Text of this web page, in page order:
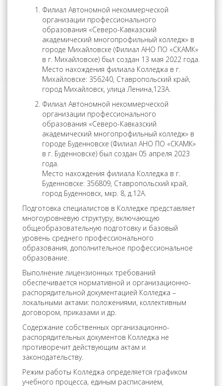
Филиал Автономной некоммерческой
организации профессионального
образования «Северо-Кавказский
академический многопрофильный колледж» в
городе Михайловске (Филиал АНО ПО «СКАМК»
в г. Михайловске) был создан 13 мая 2022 года.
Место нахождения филиала Колледжа в г.
Михайловске: 356240, Ставропольский край,
город Михайловск, улица Ленина,123А.
Филиал Автономной некоммерческой
организации профессионального
образования «Северо-Кавказский
академический многопрофильный колледж» в
городе Буденновске (Филиал АНО ПО «СКАМК»
в г. Буденновске) был создан 05 апреля 2023
года.
Место нахождения филиала Колледжа в г.
Буденновске: 356809, Ставропольский край,
город Буденновск, мкр. 8, д.12А.
Подготовка специалистов в Колледже представляет
многоуровневую структуру, включающую
общеобразовательную подготовку и базовый
уровень среднего профессионального
образования, дополнительное профессиональное
образование.
Выполнение лицензионных требований
обеспечивается нормативной и организационно-
распорядительной документацией Колледжа –
локальными актами: положениями, коллективным
договором, приказами и др.
Содержание собственных организационно-
распорядительных документов Колледжа не
противоречит действующим актам и
законодательству.
Режим работы Колледжа определяется графиком
учебного процесса, единым расписанием,